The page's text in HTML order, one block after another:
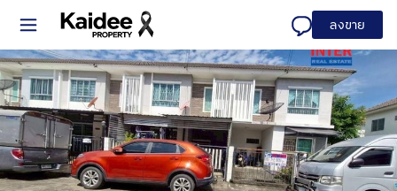
ลงขาย